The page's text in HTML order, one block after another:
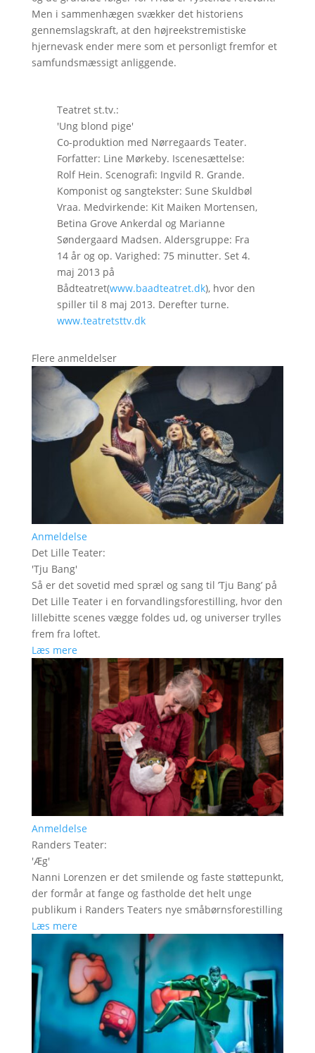
Men i sammenhægen svækker det historiens
gennemslagskraft, at den højreekstremistiske
hjernevask ender mere som et personligt fremfor et
samfundsmæssigt anliggende.
Teatret st.tv.:
'Ung blond pige'
Co-produktion med Nørregaards Teater.
Forfatter: Line Mørkeby. Iscenesættelse:
Rolf Hein. Scenografi: Ingvild R. Grande.
Komponist og sangtekster: Sune Skuldbøl
Vraa. Medvirkende: Kit Maiken Mortensen,
Betina Grove Ankerdal og Marianne
Søndergaard Madsen. Aldersgruppe: Fra
14 år og op. Varighed: 75 minutter. Set 4.
maj 2013 på
Bådteatret(www.baadteatret.dk), hvor den
spiller til 8 maj 2013. Derefter turne.
www.teatretsttv.dk
Flere anmeldelser
Anmeldelse
Det Lille Teater:
'Tju Bang'
Så er det sovetid med spræl og sang til ’Tju Bang’ på
Det Lille Teater i en forvandlingsforestilling, hvor den
lillebitte scenes vægge foldes ud, og universer trylles
frem fra loftet.
Læs mere
Anmeldelse
Randers Teater:
'Æg'
Nanni Lorenzen er det smilende og faste støttepunkt,
der formår at fange og fastholde det helt unge
publikum i Randers Teaters nye småbørnsforestilling
Læs mere